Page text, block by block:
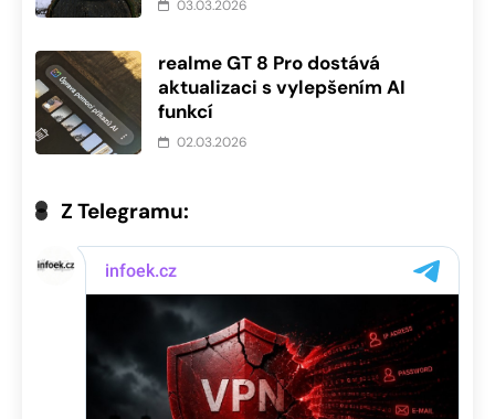
03.03.2026
realme GT 8 Pro dostává
aktualizaci s vylepšením AI
funkcí
02.03.2026
Z Telegramu: